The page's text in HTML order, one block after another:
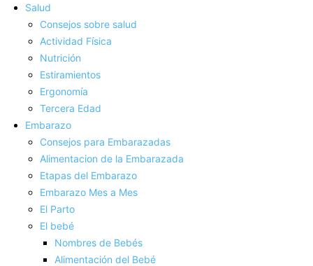
Salud
Consejos sobre salud
Actividad Fí­sica
Nutrición
Estiramientos
Ergonomí­a
Tercera Edad
Embarazo
Consejos para Embarazadas
Alimentacion de la Embarazada
Etapas del Embarazo
Embarazo Mes a Mes
El Parto
El bebé
Nombres de Bebés
Alimentación del Bebé